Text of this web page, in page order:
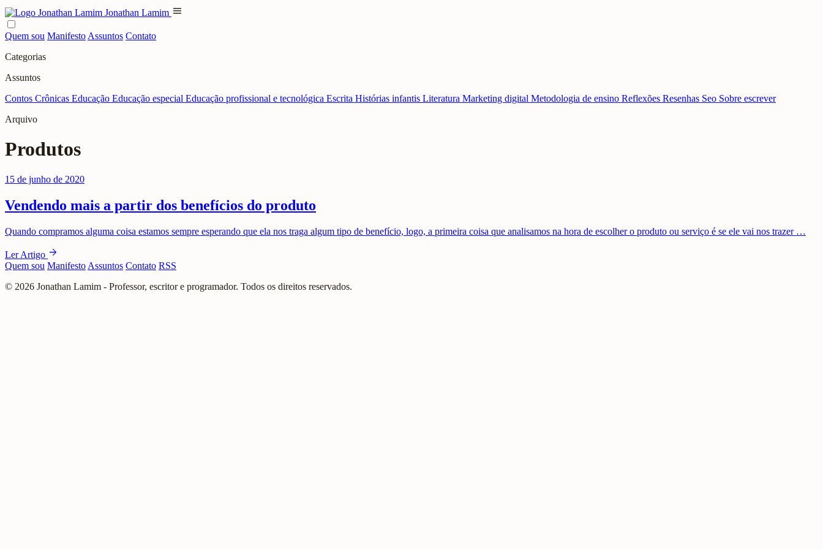
Jonathan Lamim menu
Quem sou Manifesto Assuntos Contato
Categorias
Assuntos
Contos Crônicas Educação Educação especial Educação profissional e tecnológica Escrita Histórias infantis Literatura Marketing digital Metodologia de ensino Reflexões Resenhas Seo Sobre escrever
Arquivo
Produtos
15 de junho de 2020
Vendendo mais a partir dos benefícios do produto
Quando compramos alguma coisa estamos sempre esperando que ela nos traga algum tipo de benefício, logo, a primeira coisa que analisamos na hora de escolher o produto ou serviço é se ele vai nos trazer …
Ler Artigo arrow_forward
Quem sou Manifesto Assuntos Contato RSS
© 2026 Jonathan Lamim - Professor, escritor e programador. Todos os direitos reservados.